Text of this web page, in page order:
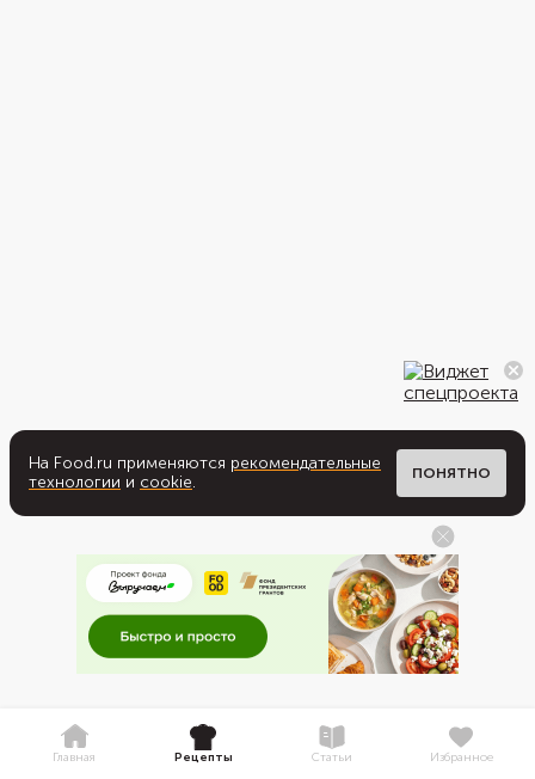
На Food.ru применяются рекомендательные
технологии и cookie. ПОНЯТНО
Главная Рецепты Статьи Избранное